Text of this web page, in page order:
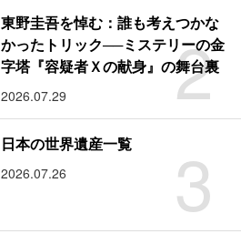
2
東野圭吾を悼む：誰も考えつかな
かったトリック──ミステリーの金
字塔『容疑者Ｘの献身』の舞台裏
2026.07.29
3
日本の世界遺産一覧
2026.07.26